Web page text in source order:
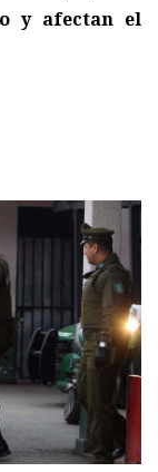
y afectan el